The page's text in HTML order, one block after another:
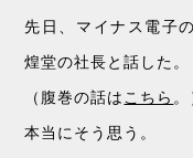
先日、マイナス電子
煌堂の社長と話した。
（腹巻の話はこちら 。
本当にそう思う。